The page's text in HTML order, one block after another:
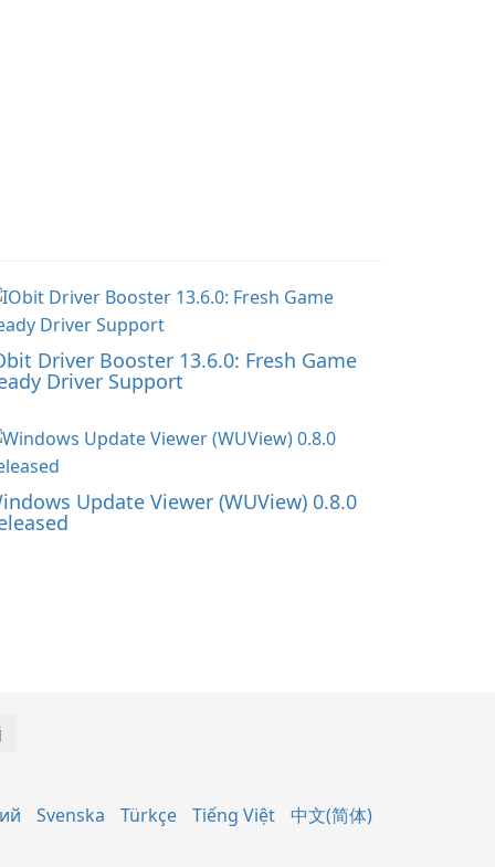
Driver Booster 13.6.0: Fresh Game
Driver Support
Update Viewer (WUView) 0.8.0
Svenska Türkçe Tiếng Việt
中文(简体)